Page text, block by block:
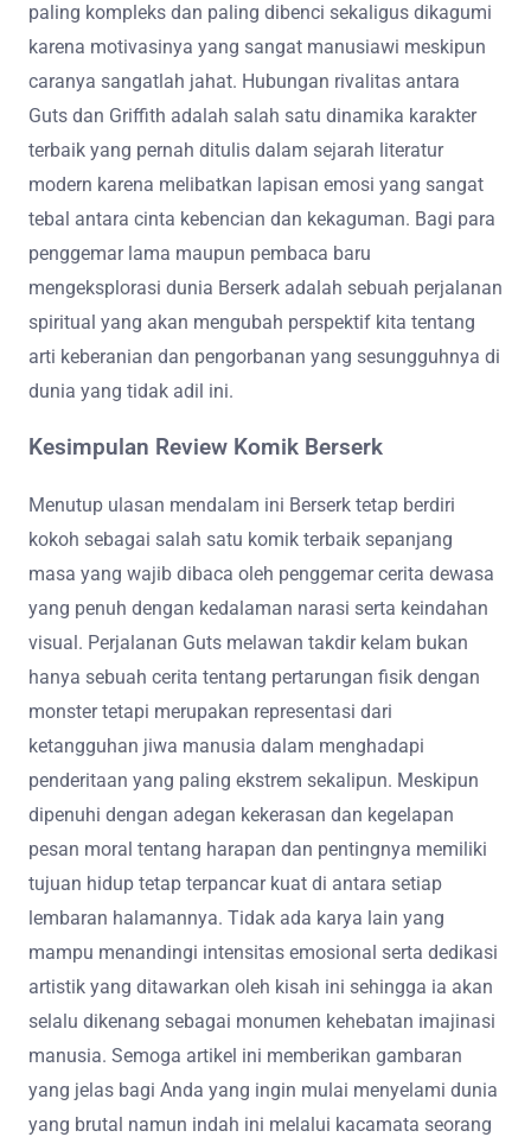
paling kompleks dan paling dibenci sekaligus dikagumi
karena motivasinya yang sangat manusiawi meskipun
caranya sangatlah jahat. Hubungan rivalitas antara
Guts dan Griffith adalah salah satu dinamika karakter
terbaik yang pernah ditulis dalam sejarah literatur
modern karena melibatkan lapisan emosi yang sangat
tebal antara cinta kebencian dan kekaguman. Bagi para
penggemar lama maupun pembaca baru
mengeksplorasi dunia Berserk adalah sebuah perjalanan
spiritual yang akan mengubah perspektif kita tentang
arti keberanian dan pengorbanan yang sesungguhnya di
dunia yang tidak adil ini.
Kesimpulan Review Komik Berserk
Menutup ulasan mendalam ini Berserk tetap berdiri
kokoh sebagai salah satu komik terbaik sepanjang
masa yang wajib dibaca oleh penggemar cerita dewasa
yang penuh dengan kedalaman narasi serta keindahan
visual. Perjalanan Guts melawan takdir kelam bukan
hanya sebuah cerita tentang pertarungan fisik dengan
monster tetapi merupakan representasi dari
ketangguhan jiwa manusia dalam menghadapi
penderitaan yang paling ekstrem sekalipun. Meskipun
dipenuhi dengan adegan kekerasan dan kegelapan
pesan moral tentang harapan dan pentingnya memiliki
tujuan hidup tetap terpancar kuat di antara setiap
lembaran halamannya. Tidak ada karya lain yang
mampu menandingi intensitas emosional serta dedikasi
artistik yang ditawarkan oleh kisah ini sehingga ia akan
selalu dikenang sebagai monumen kehebatan imajinasi
manusia. Semoga artikel ini memberikan gambaran
yang jelas bagi Anda yang ingin mulai menyelami dunia
yang brutal namun indah ini melalui kacamata seorang